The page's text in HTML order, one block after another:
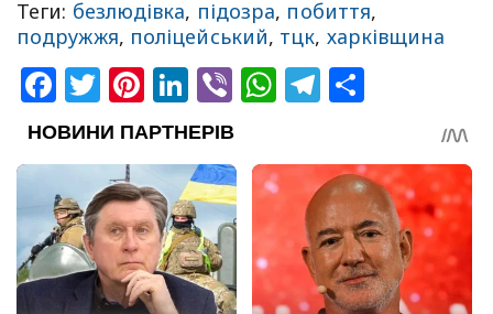
Теги: безлюдівка, підозра, побиття,
подружжя, поліцейський, тцк, харківщина
Facebook
Twitter
Pinterest
LinkedIn
ViberWhatsApp
Telegram